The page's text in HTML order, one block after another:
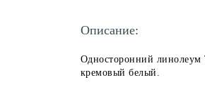
Описание:
Односторонний
кремовый белый.